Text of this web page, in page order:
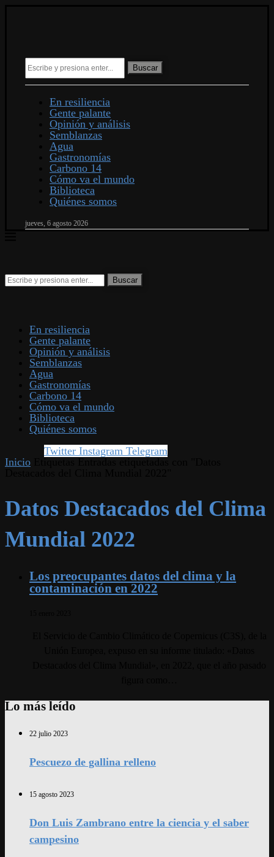
Buscar
En resiliencia
Gente palante
Opinión y análisis
Semblanzas
Agua
Gastronomías
Carbono 14
Cómo va el mundo
Biblioteca
Quiénes somos
jueves, 6 agosto 2026
En resiliencia
Gente palante
Opinión y análisis
Semblanzas
Agua
Gastronomías
Carbono 14
Cómo va el mundo
Biblioteca
Quiénes somos
Twitter Instagram Telegram
Inicio
Datos Destacados del Clima
Mundial 2022
Los preocupantes datos del clima y la
contaminación en 2022
Lo más leído
22 julio 2023
Pescuezo de gallina relleno
15 agosto 2023
Don Luis Zambrano entre la ciencia y el saber
campesino